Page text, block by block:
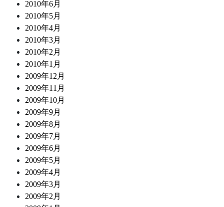
2010年6月
2010年5月
2010年4月
2010年3月
2010年2月
2010年1月
2009年12月
2009年11月
2009年10月
2009年9月
2009年8月
2009年7月
2009年6月
2009年5月
2009年4月
2009年3月
2009年2月